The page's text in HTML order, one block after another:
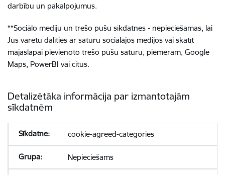
darbību un pakalpojumus.
**Sociālo mediju un trešo pušu sīkdatnes - nepieciešamas, lai
Jūs varētu dalīties ar saturu sociālajos medijos vai skatīt
mājaslapai pievienoto trešo pušu saturu, piemēram, Google
Maps, PowerBI vai citus.
Detalizētāka informācija par izmantotajām
sīkdatnēm
cookie-agreed-categories
Nepieciešams